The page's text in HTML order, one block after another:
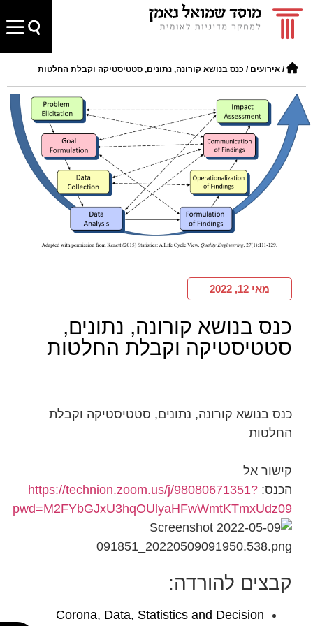
/ אירועים / כנס בנושא קורונה, נתונים, סטטיסטיקה וקבלת החלטות
מאי 12, 2022
כנס בנושא קורונה, נתונים,
סטטיסטיקה וקבלת החלטות
כנס בנושא קורונה, נתונים, סטטיסטיקה וקבלת
החלטות
קישור אל
הכנס: https://technion.zoom.us/j/98080671351?
pwd=M2FYbGJxU3hqOUlyaHFwWmtKTmxUdz09
קבצים להורדה:
Corona, Data, Statistics and Decision